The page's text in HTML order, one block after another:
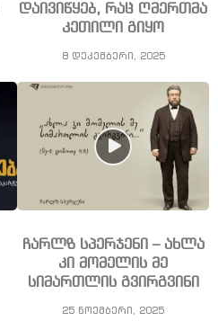
დაივიწყებ, რაც ღმერთმა
კეთილი გიყო
8 დეკემბერი, 2025
ჩარლზ სპერჯენი – ახლა
კი მომელის მე
სიმართლის გვირგვინი
25 ნოემბერი, 2025